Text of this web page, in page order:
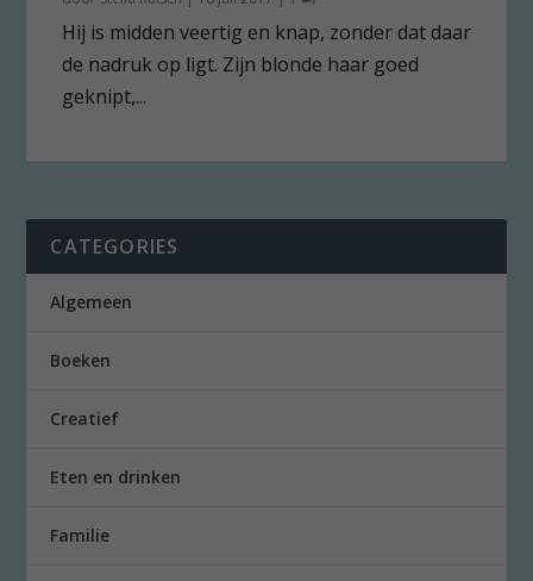
Hij is midden veertig en knap, zonder dat daar
de nadruk op ligt. Zijn blonde haar goed
geknipt,...
CATEGORIES
Algemeen
Boeken
Creatief
Eten en drinken
Familie